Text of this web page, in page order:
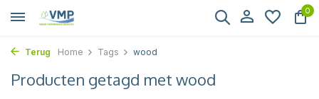
0
Terug Home Tags wood
Producten getagd met wood